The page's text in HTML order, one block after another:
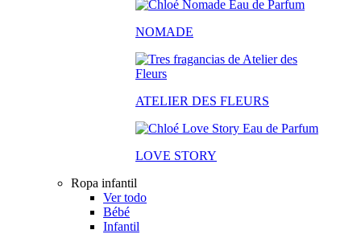
NOMADE
ATELIER DES FLEURS
LOVE STORY
Ropa infantil
Ver todo
Bébé
Infantil